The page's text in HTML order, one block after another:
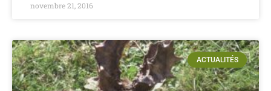
novembre 21, 2016
ACTUALITÉS